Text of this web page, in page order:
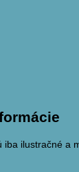
iba ilustračné a